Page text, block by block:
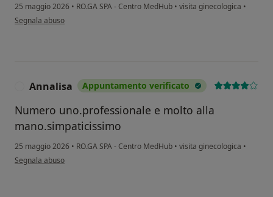
25 maggio 2026 • RO.GA SPA - Centro MedHub • visita ginecologica •
secondo l'opinione dell'utente B.C.
Segnala abuso
Annalisa Appuntamento verificato
Numero uno.professionale e molto alla
mano.simpaticissimo
25 maggio 2026 • RO.GA SPA - Centro MedHub • visita ginecologica •
secondo l'opinione dell'utente Annalisa
Segnala abuso